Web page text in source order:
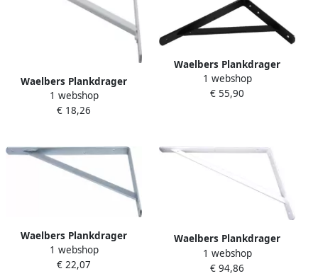
Waelbers Plankdrager
250x300mm wit 1 Stuk(s)
2495.41
1 webshop
€ 18,26
Waelbers Plankdrager
200x300mm zwart 10
Stuk(s) 2557.05
1 webshop
€ 55,90
Waelbers Plankdrager
400x500mm blauw verzinkt
(GV) 1 Stuk(s) 2511.41
1 webshop
€ 22,07
Waelbers Plankdrager
330x500mm wit 10 Stuk(s)
2575.05
1 webshop
€ 94,86